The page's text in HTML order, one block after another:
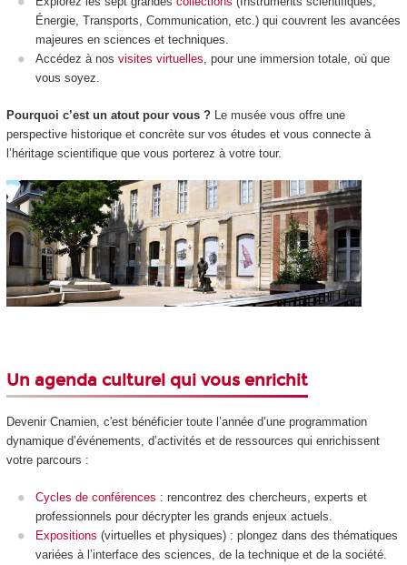
Énergie, Transports, Communication, etc.) qui couvrent les avancées
majeures en sciences et techniques.
Accédez à nos visites virtuelles, pour une immersion totale, où que
vous soyez.
Pourquoi c’est un atout pour vous ? Le musée vous offre une
perspective historique et concrète sur vos études et vous connecte à
l’héritage scientifique que vous porterez à votre tour.
Un agenda culturel qui vous enrichit
Devenir Cnamien, c'est bénéficier toute l’année d’une programmation
dynamique d’événements, d’activités et de ressources qui enrichissent
votre parcours :
Cycles de conférences : rencontrez des chercheurs, experts et
professionnels pour décrypter les grands enjeux actuels.
Expositions (virtuelles et physiques) : plongez dans des thématiques
variées à l’interface des sciences, de la technique et de la société.